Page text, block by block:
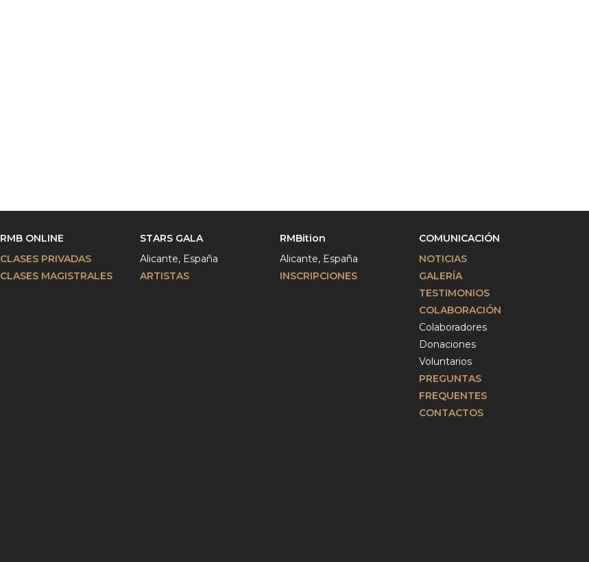
RMB ONLINE
CLASES PRIVADAS
CLASES MAGISTRALES
STARS GALA
Alicante, España
ARTISTAS
RMBition
Alicante, España
INSCRIPCIONES
COMUNICACIÓN
NOTICIAS
GALERÍA
TESTIMONIOS
COLABORACIÓN
Colaboradores
Donaciones
Voluntarios
PREGUNTAS
FREQUENTES
CONTACTOS